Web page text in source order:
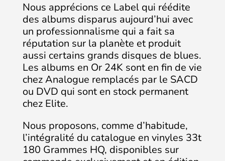
Nous apprécions ce Label qui réédite
des albums disparus aujourd’hui avec
un professionnalisme qui a fait sa
réputation sur la planète et produit
aussi certains grands disques de blues.
Les albums en Or 24K sont en fin de vie
chez Analogue remplacés par le SACD
ou DVD qui sont en stock permanent
chez Elite.
Nous proposons, comme d’habitude,
l’intégralité du catalogue en vinyles 33t
180 Grammes HQ, disponibles sur